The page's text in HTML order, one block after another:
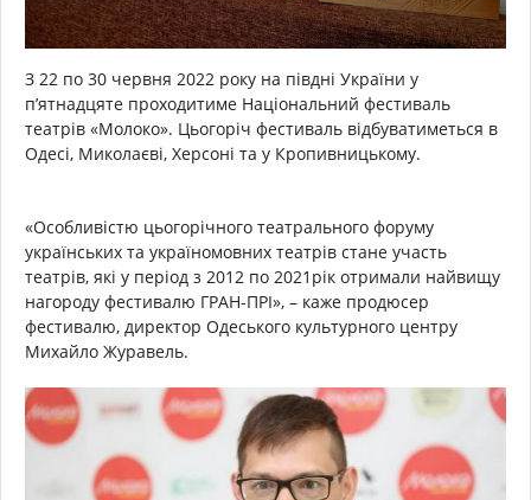
З 22 по 30 червня 2022 року на півдні України у
п’ятнадцяте проходитиме Національний фестиваль
театрів «Молоко». Цьогоріч фестиваль відбуватиметься в
Одесі, Миколаєві, Херсоні та у Кропивницькому.
«Особливістю цьогорічного театрального форуму
українських та україномовних театрів стане участь
театрів, які у період з 2012 по 2021рік отримали найвищу
нагороду фестивалю ГРАН-ПРІ», – каже продюсер
фестивалю, директор Одеського культурного центру
Михайло Журавель.